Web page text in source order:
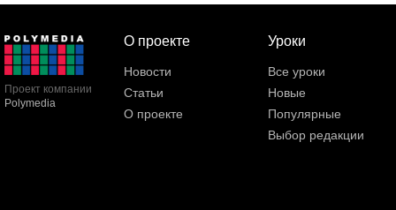
Проект компании
Polymedia
О проекте
Новости
Статьи
О проекте
Уроки
Все уроки
Новые
Популярные
Выбор редакции